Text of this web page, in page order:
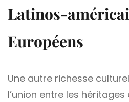
Latinos-
Européens
Une autre richesse
l’union entre les